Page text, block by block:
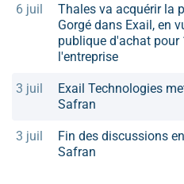
6 juil
Thales va acquérir la
Gorgé dans Exail, en
publique d'achat pour
l'entreprise
3 juil
Exail Technologies
Safran
3 juil
Fin des discussions
Safran